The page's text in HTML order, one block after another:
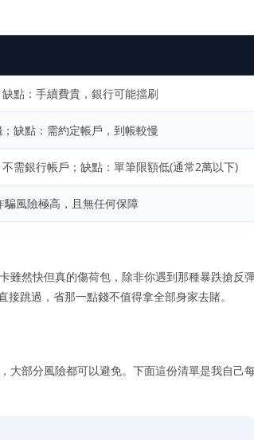
點：手續費貴，銀行可能擋刷
缺點：需約定帳戶，到帳較慢
需銀行帳戶；缺點：單筆限額低(通常2萬以下)
風險極高，且無任何保障
雖然快但真的傷荷包，除非你遇到那種暴跌搶反
跳過，省那一點錢不值得拿全部身家去賭。
大部分風險都可以避免。下面這份清單是我自己